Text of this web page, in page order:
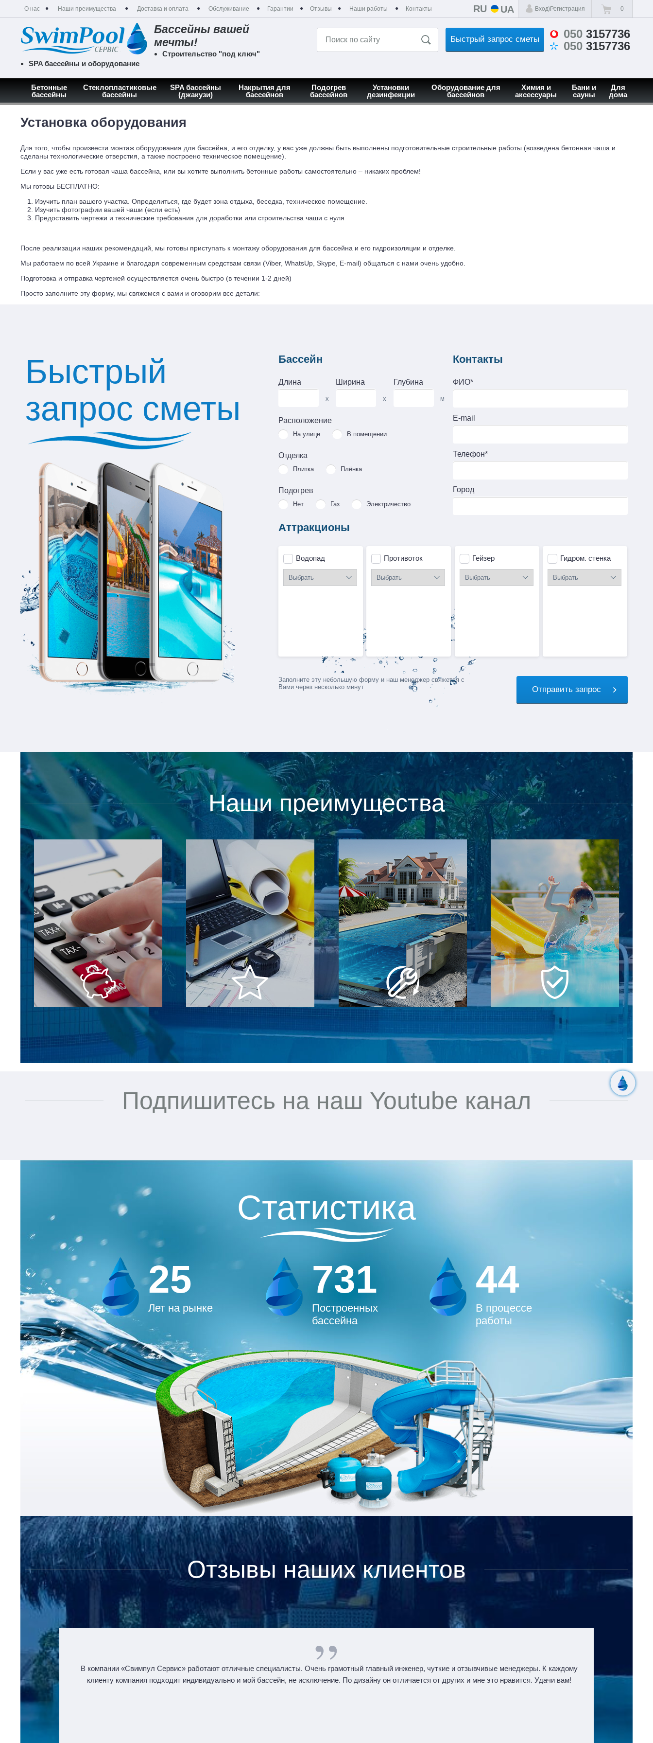
RU UA Вход\Регистрация 0
О нас Наши преимущества Доставка и оплата Обслуживание Гарантии Отзывы Наши работы Контакты
Бассейны вашей
мечты!
Строительство "под ключ"
SPA бассейны и оборудование
050 3157736
050 3157736
Быстрый запрос сметы
Бетонные
бассейны
Стеклопластиковые
бассейны
SPA бассейны
(джакузи)
Накрытия для
бассейнов
Подогрев
бассейнов
Установки
дезинфекции
Оборудование для
бассейнов
Химия и
аксессуары
Бани и
сауны
Для
дома
Главная Оборудование и отделка Установка оборудования
Установка оборудования
Для того, чтобы произвести монтаж оборудования для бассейна, и его отделку, у вас уже должны быть выполнены подготовительные строительные работы (возведена бетонная чаша и
сделаны технологические отверстия, а также построено техническое помещение).
Если у вас уже есть готовая чаша бассейна, или вы хотите выполнить бетонные работы самостоятельно – никаких проблем!
Мы готовы БЕСПЛАТНО:
Изучить план вашего участка. Определиться, где будет зона отдыха, беседка, техническое помещение.
Изучить фотографии вашей чаши (если есть)
Предоставить чертежи и технические требования для доработки или строительства чаши с нуля
После реализации наших рекомендаций, мы готовы приступать к монтажу оборудования для бассейна и его гидроизоляции и отделке.
Мы работаем по всей Украине и благодаря современным средствам связи (Viber, WhatsUp, Skype, E-mail) общаться с нами очень удобно.
Подготовка и отправка чертежей осуществляется очень быстро (в течении 1-2 дней)
Просто заполните эту форму, мы свяжемся с вами и оговорим все детали:
Быстрый
запрос сметы
Бассейн
Длина
x
Ширина
x
Глубина
м
Расположение
На улице В помещении
Отделка
Плитка Плёнка
Подогрев
Нет Газ Электричество
Контакты
ФИО*
E-mail
Телефон*
Город
Аттракционы
Водопад Противоток Гейзер Гидром. стенка
Заполните эту небольшую форму и наш менеджер свяжется с
Вами через несколько минут
Отправить запрос
Наши преимущества
Собственный импорт =
Низкие цены
Мы сами импортируем все
оборудование, которое устанавливаем.
У нас большой оборот и выгодные
скидки от производителей!
Опытный инженерный
отдел
Мы входим в пятерку самых опытных
компаний Украины и в состоянии
реализовать проект любой сложности
Замкнутый цикл
строительства
Мы замкнули весь цикл на себе, от
проектировки бассейна, строительных
работ и до поставки и монтажа
оборудования
Надежная и
комплексная гарантия
Мы отвечаем за бассейн на всех этапах
строительства и даем полную гарантию
на чашу 5 лет и оборудование 2 года
Подпишитесь на наш Youtube канал
Статистика
25
Лет на рынке
731
Построенных
бассейна
44
В процессе
работы
Отзывы наших клиентов
В компании «Свимпул Сервис» работают отличные специалисты. Очень грамотный главный инженер, чуткие и отзывчивые менеджеры. К каждому
клиенту компания подходит индивидуально и мой бассейн, не исключение. По дизайну он отличается от других и мне это нравится. Удачи вам!